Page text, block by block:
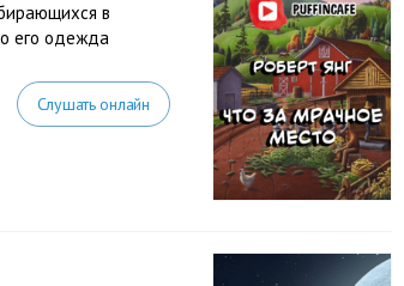
в
его одежда
Слушать онлайн